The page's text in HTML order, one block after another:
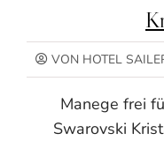
VON HOTEL
Manege frei
Swarovski